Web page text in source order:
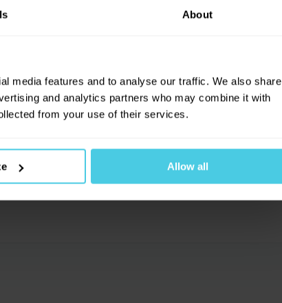
About
media features and to analyse our traffic. We also share
and analytics partners who may combine it with
from your use of their services.
Allow all
10% slevu na naši čerstvě praženou kávu
na našem e-shopu!
e-mailové adresy souhlasíte se zasíláním
sdělení dleinformací o zpracování osobních